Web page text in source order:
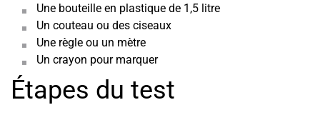
Une bouteille en plastique de 1,5 litre
Un couteau ou des ciseaux
Une règle ou un mètre
Un crayon pour marquer
Étapes du test